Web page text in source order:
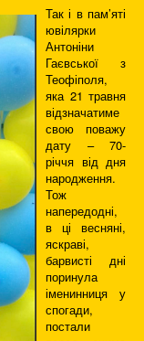
Так і в пам’яті
ювілярки
Антоніни
Гаєвської з
Теофіполя,
яка 21 травня
відзначатиме
свою поважу
дату – 70-
річчя від дня
народження.
Тож
напередодні,
в ці весняні,
яскраві,
барвисті дні
поринула
іменинниця у
спогади,
постали